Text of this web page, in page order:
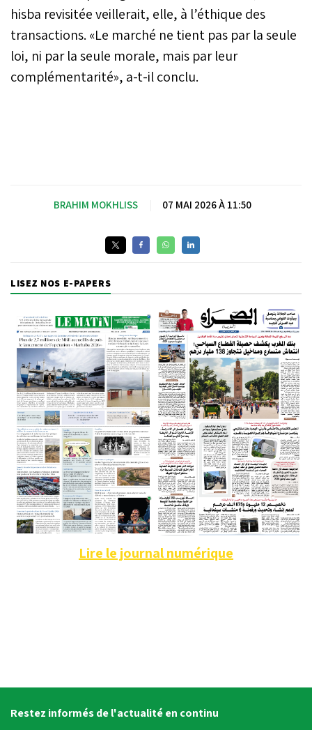
hisba revisitée veillerait, elle, à l’éthique des
transactions. «Le marché ne tient pas par la seule
loi, ni par la seule morale, mais par leur
complémentarité», a-t-il conclu.
BRAHIM MOKHLISS 07 MAI 2026 À 11:50
LISEZ NOS E-PAPERS
Lire le journal numérique
Restez informés de l'actualité en continu